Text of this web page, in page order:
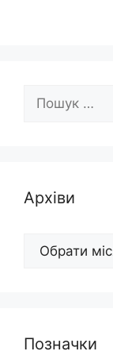
Пошук:
Архіви
Архіви
Позначки